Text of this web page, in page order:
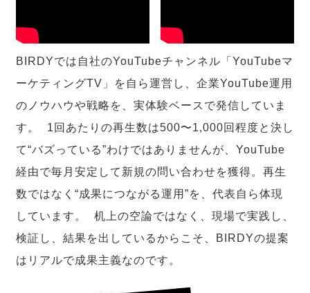
BIRDYでは自社のYouTubeチャンネル「YouTubeマ
ーケティングTV」を自ら運営し、企業YouTube運用
のノウハウや戦略を、実体験ベースで発信していま
す。 1回あたりの再生数は500〜1,000回程度と決し
て“バズっている”わけではありませんが、YouTube
経由で毎月安定して新規の問い合わせを獲得。再生
数ではなく“成果につながる運用”を、代表自ら体現
しています。 机上の空論ではなく、現場で実践し、
検証し、結果を出しているからこそ、BIRDYの提案
はリアルで成果主義なのです。